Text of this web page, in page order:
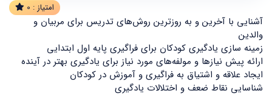
امتیاز : 0
آشنایی با آخرین و به روزترین روش‌های تدریس برای مربیان و
والدین
زمینه سازی یادگیری کودکان برای فراگیری پایه اول ابتدایی
ارائه پیش نیازها و مولفه‌های مورد نیاز برای یادگیری بهتر در آینده
ایجاد علاقه و اشتیاق به فراگیری و آموزش در کودکان
شناسایی نقاط ضعف و اختلالات یادگیری